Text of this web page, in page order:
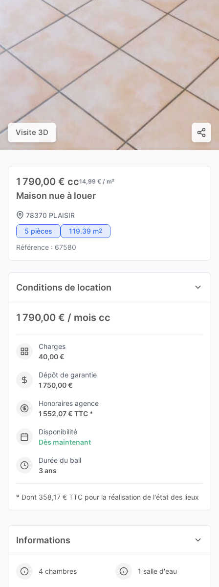
Visite 3D
1 790,00 € cc14,99 € / m²
Maison nue à louer
78370 PLAISIR
5 pièces
119.39 m2
Référence : 67580
Conditions de location
1 790,00 € / mois cc
Charges
40,00 €
Dépôt de garantie
1 750,00 €
Honoraires agence
1 552,07 € TTC *
Disponibilité
Dès maintenant
Durée du bail
3 ans
* Dont 358,17 € TTC pour la réalisation de l'état des lieux
Informations
4 chambres 1 salle d'eau